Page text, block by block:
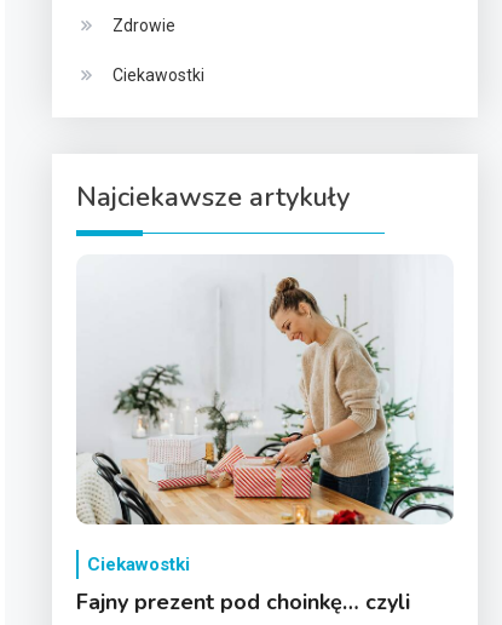
Zdrowie
Ciekawostki
Najciekawsze artykuły
Ciekawostki
Fajny prezent pod choinkę… czyli